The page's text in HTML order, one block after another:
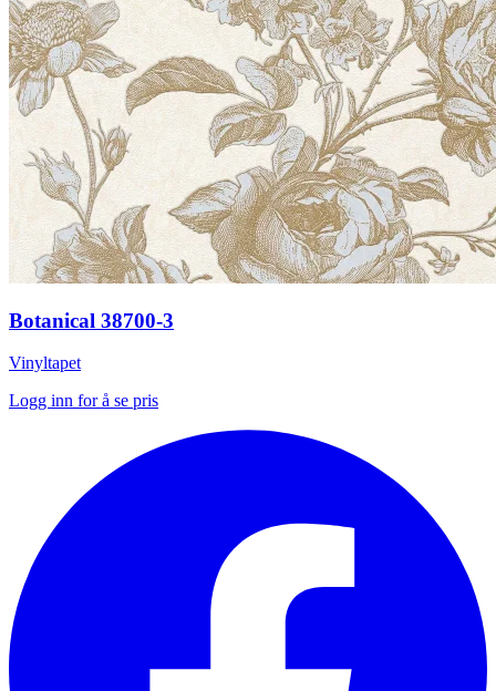
Botanical 38700-3
Vinyltapet
Logg inn for å se pris